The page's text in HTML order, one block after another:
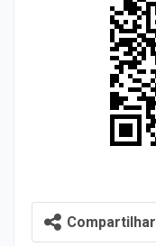
Compartilhar